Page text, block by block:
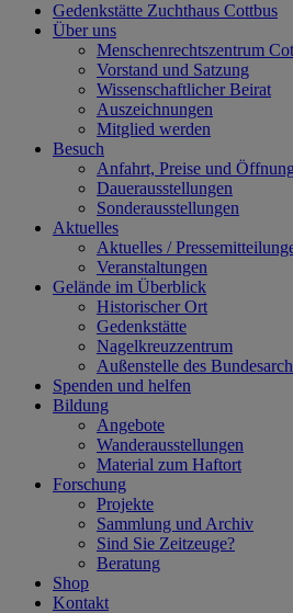
Gedenkstätte Zuchthaus Cottbus
Über uns
Menschenrechtszentrum
Vorstand und Satzung
Wissenschaftlicher Beirat
Auszeichnungen
Mitglied werden
Besuch
Anfahrt, Preise und
Dauerausstellungen
Sonderausstellungen
Aktuelles
Aktuelles /
Veranstaltungen
Gelände im Überblick
Historischer Ort
Gedenkstätte
Nagelkreuzzentrum
Außenstelle des
Spenden und helfen
Bildung
Angebote
Wanderausstellungen
Material zum Haftort
Forschung
Projekte
Sammlung und Archiv
Sind Sie Zeitzeuge?
Beratung
Shop
Kontakt